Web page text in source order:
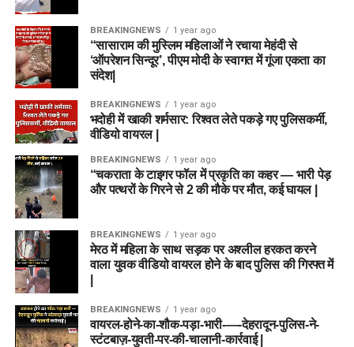
BREAKINGNEWS 1 year ago
“सासाराम की मुस्लिम महिलाओं ने रचाया मेहंदी से
‘ऑपरेशन सिन्दूर’, पीएम मोदी के स्वागत में गूंजा एकता का
संदेश|
BREAKINGNEWS 1 year ago
भदोही में खाकी शर्मसार: रिश्वत लेते पकड़े गए पुलिसकर्मी,
वीडियो वायरल |
BREAKINGNEWS 1 year ago
“चकराता के टाइगर फॉल में प्रकृति का कहर — भारी पेड़
और पत्थरों के गिरने से 2 की मौके पर मौत, कई घायल |
BREAKINGNEWS 1 year ago
मेरठ में महिला के साथ सड़क पर अश्लील हरकत करने
वाला युवक वीडियो वायरल होने के बाद पुलिस की गिरफ्त में
BREAKINGNEWS 1 year ago
वायरल-होने-का-शौक-पड़ा-भारी-—-देहरादून-पुलिस-ने-
स्टंटबाज़-युवती-पर-की-चालानी-कार्रवाई |